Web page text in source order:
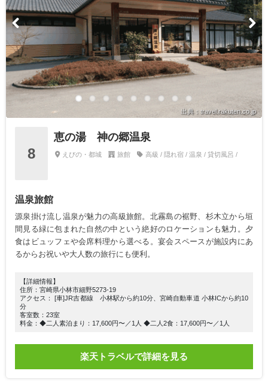
出典：travel.rakuten.co.jp
8
恵の湯 神の郷温泉
えびの・都城 旅館 高級 / 隠れ宿 / 温泉 / 貸切風呂 /
温泉旅館
源泉掛け流し温泉が魅力の高級旅館。北霧島の裾野、杉木立から垣
間見る緑に包まれた自然の中という絶好のロケーションも魅力。夕
食はビュッフェや会席料理から選べる。宴会スペースが施設内にあ
るからお祝いや大人数の旅行にも便利。
【詳細情報】
住所：宮崎県小林市細野5273-19
アクセス： [車]JR吉都線 小林駅から約10分、宮崎自動車道 小林ICから約10
分
客室数：23室
料金：◆二人素泊まり：17,600円〜／1人 ◆二人2食：17,600円〜／1人
楽天トラベルで詳細を見る